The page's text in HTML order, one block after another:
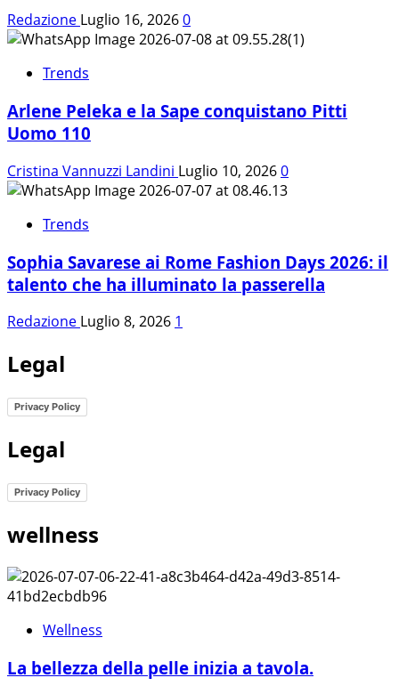
Redazione Luglio 16, 20260
Trends
Arlene Peleka e la Sape conquistano Pitti
Uomo 110
Cristina Vannuzzi Landini Luglio 10, 20260
Trends
Sophia Savarese ai Rome Fashion Days 2026: il
talento che ha illuminato la passerella
Redazione Luglio 8, 2026 1
Legal
Privacy Policy
Legal
Privacy Policy
wellness
Wellness
La bellezza della pelle inizia a tavola.